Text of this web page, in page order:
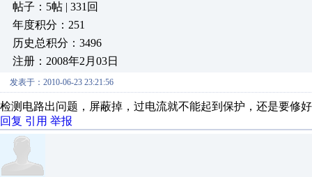
帖子：5帖 | 331回
年度积分：251
历史总积分：3496
注册：2008年2月03日
发表于：2010-06-23 23:21:56
检测电路出问题，屏蔽掉，过电流就不能起到保护，还是要修
回复 引用 举报